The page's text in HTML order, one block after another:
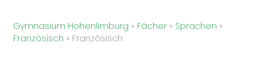
Gymnasium Hohenlimburg » Fächer » Sprachen »
Französisch » Französisch